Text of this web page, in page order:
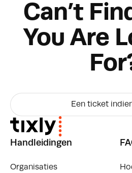
Can’t
You Are
Een ticket
Handleidingen
Organisaties